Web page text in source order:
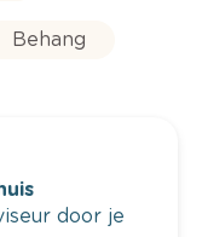
Behang
door je